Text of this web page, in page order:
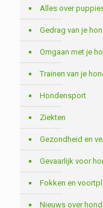
Alles over
Gedrag van je
Omgaan met je
Trainen van je
Hondensport
Ziekten
Gezondheid en
Gevaarlijk voor
Fokken en
Nieuws over